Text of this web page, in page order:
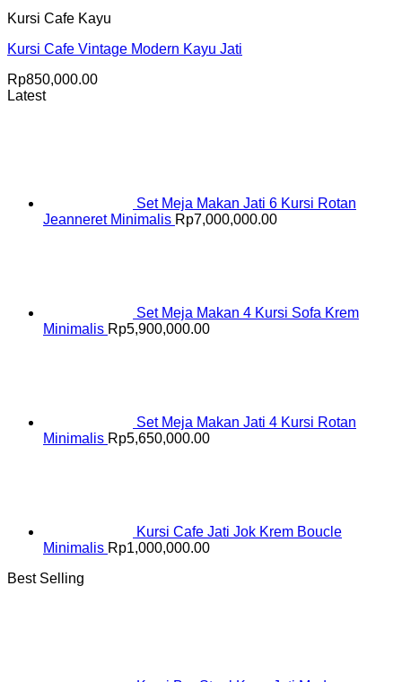
Kursi Cafe Kayu
Kursi Cafe Vintage Modern Kayu Jati
Rp850,000.00
Latest
Set Meja Makan Jati 6 Kursi Rotan
Jeanneret Minimalis Rp7,000,000.00
Set Meja Makan 4 Kursi Sofa Krem
Minimalis Rp5,900,000.00
Set Meja Makan Jati 4 Kursi Rotan
Minimalis Rp5,650,000.00
Kursi Cafe Jati Jok Krem Boucle
Minimalis Rp1,000,000.00
Best Selling